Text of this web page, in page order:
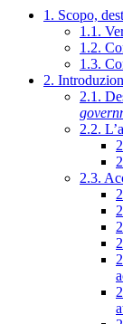
1. Scopo,
1.1.
1.2.
1.3.
2.
2.1.
2.2.
2.3.